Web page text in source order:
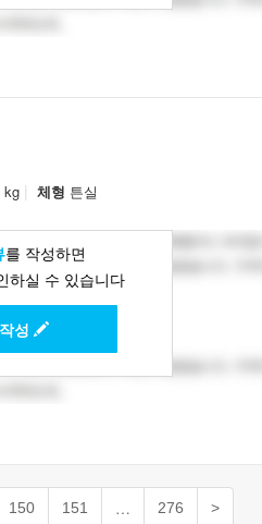
kg | 체형 튼실
를 작성하면
하실 수 있습니다
성
150 151 … 276 >